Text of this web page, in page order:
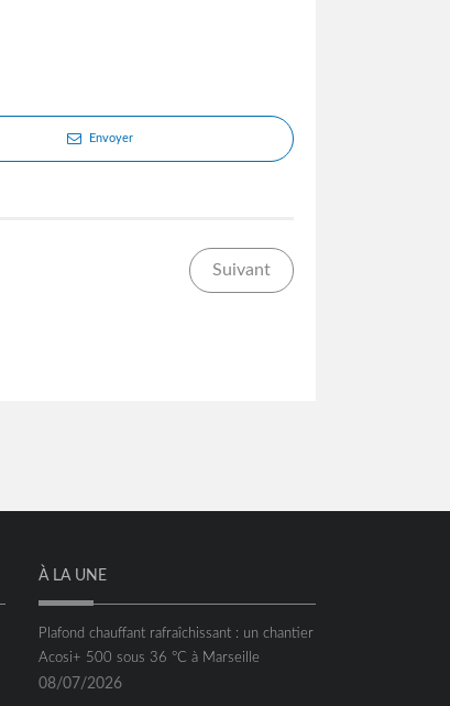
Envoyer
Suivant
À LA UNE
Plafond chauffant rafraîchissant : un chantier
Acosi+ 500 sous 36 °C à Marseille
08/07/2026